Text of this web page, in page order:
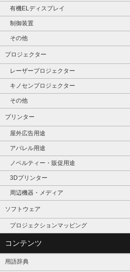
有機ELディスプレイ
制御装置
その他
プロジェクター
レーザープロジェクター
キノセンプロジェクター
その他
プリンター
屋外広告用途
アパレル用途
ノベルティー・販促用途
3Dプリンター
周辺機器・メディア
ソフトウェア
プロジェクションマッピング
コンテンツ
用語辞典